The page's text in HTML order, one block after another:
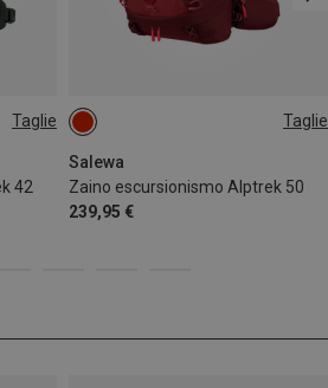
Taglie
42
Taglie
Salewa
Zaino escursionismo Alptrek 50
239,95 €
50L